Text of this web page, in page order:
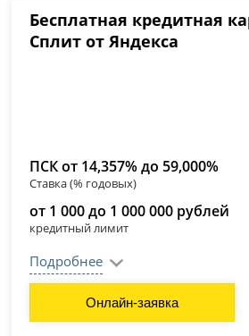
Бесплатная кредитная
Сплит от Яндекса
ПСК от 14,357% до 59,000%
Ставка (% годовых)
от 1 000 до 1 000 000 рублей
кредитный лимит
Подробнее
Онлайн-заявка